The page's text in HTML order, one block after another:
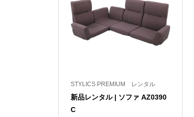
STYLICS PREMIUM レンタル
新品レンタル | ソファ AZ0390
C